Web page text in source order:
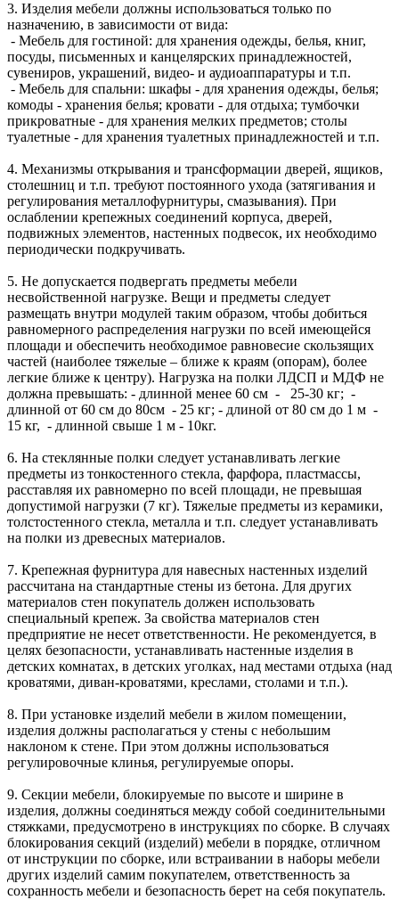
3. Изделия мебели должны использоваться только по
назначению, в зависимости от вида:
- Мебель для гостиной: для хранения одежды, белья, книг,
посуды, письменных и канцелярских принадлежностей,
сувениров, украшений, видео- и аудиоаппаратуры и т.п.
- Мебель для спальни: шкафы - для хранения одежды, белья;
комоды - хранения белья; кровати - для отдыха; тумбочки
прикроватные - для хранения мелких предметов; столы
туалетные - для хранения туалетных принадлежностей и т.п.
4. Механизмы открывания и трансформации дверей, ящиков,
столешниц и т.п. требуют постоянного ухода (затягивания и
регулирования металлофурнитуры, смазывания). При
ослаблении крепежных соединений корпуса, дверей,
подвижных элементов, настенных подвесок, их необходимо
периодически подкручивать.
5. Не допускается подвергать предметы мебели
несвойственной нагрузке. Вещи и предметы следует
размещать внутри модулей таким образом, чтобы добиться
равномерного распределения нагрузки по всей имеющейся
площади и обеспечить необходимое равновесие скользящих
частей (наиболее тяжелые – ближе к краям (опорам), более
легкие ближе к центру). Нагрузка на полки ЛДСП и МДФ не
должна превышать: - длинной менее 60 см - 25-30 кг; -
длинной от 60 см до 80см - 25 кг; - длиной от 80 см до 1 м -
15 кг, - длинной свыше 1 м - 10кг.
6. На стеклянные полки следует устанавливать легкие
предметы из тонкостенного стекла, фарфора, пластмассы,
расставляя их равномерно по всей площади, не превышая
допустимой нагрузки (7 кг). Тяжелые предметы из керамики,
толстостенного стекла, металла и т.п. следует устанавливать
на полки из древесных материалов.
7. Крепежная фурнитура для навесных настенных изделий
рассчитана на стандартные стены из бетона. Для других
материалов стен покупатель должен использовать
специальный крепеж. За свойства материалов стен
предприятие не несет ответственности. Не рекомендуется, в
целях безопасности, устанавливать настенные изделия в
детских комнатах, в детских уголках, над местами отдыха (над
кроватями, диван-кроватями, креслами, столами и т.п.).
8. При установке изделий мебели в жилом помещении,
изделия должны располагаться у стены с небольшим
наклоном к стене. При этом должны использоваться
регулировочные клинья, регулируемые опоры.
9. Секции мебели, блокируемые по высоте и ширине в
изделия, должны соединяться между собой соединительными
стяжками, предусмотрено в инструкциях по сборке. В случаях
блокирования секций (изделий) мебели в порядке, отличном
от инструкции по сборке, или встраивании в наборы мебели
других изделий самим покупателем, ответственность за
сохранность мебели и безопасность берет на себя покупатель.